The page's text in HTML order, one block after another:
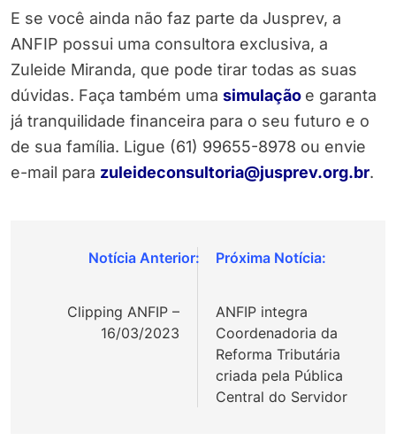
E se você ainda não faz parte da Jusprev, a
ANFIP possui uma consultora exclusiva, a
Zuleide Miranda, que pode tirar todas as suas
dúvidas. Faça também uma simulação e garanta
já tranquilidade financeira para o seu futuro e o
de sua família. Ligue (61) 99655-8978 ou envie
e-mail para zuleideconsultoria@jusprev.org.br.
Navegação
Post
Clipping ANFIP –
16/03/2023
ANFIP integra
Coordenadoria da
Reforma Tributária
criada pela Pública
Central do Servidor